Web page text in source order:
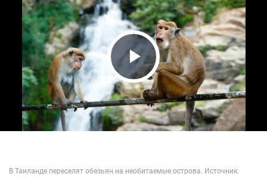
Play Video